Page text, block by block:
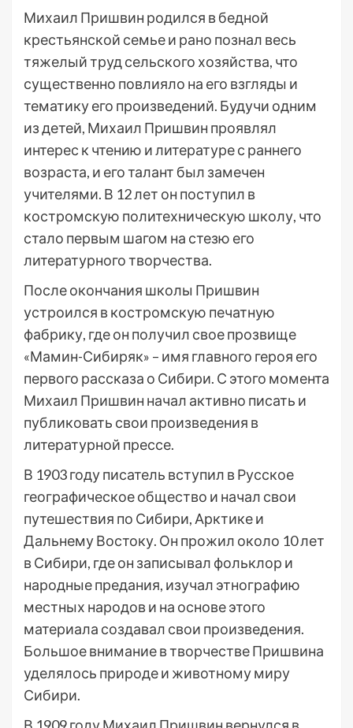
Михаил Пришвин родился в бедной
крестьянской семье и рано познал весь
тяжелый труд сельского хозяйства, что
существенно повлияло на его взгляды и
тематику его произведений. Будучи одним
из детей, Михаил Пришвин проявлял
интерес к чтению и литературе с раннего
возраста, и его талант был замечен
учителями. В 12 лет он поступил в
костромскую политехническую школу, что
стало первым шагом на стезю его
литературного творчества.
После окончания школы Пришвин
устроился в костромскую печатную
фабрику, где он получил свое прозвище
«Мамин-Сибиряк» – имя главного героя его
первого рассказа о Сибири. С этого момента
Михаил Пришвин начал активно писать и
публиковать свои произведения в
литературной прессе.
В 1903 году писатель вступил в Русское
географическое общество и начал свои
путешествия по Сибири, Арктике и
Дальнему Востоку. Он прожил около 10 лет
в Сибири, где он записывал фольклор и
народные предания, изучал этнографию
местных народов и на основе этого
материала создавал свои произведения.
Большое внимание в творчестве Пришвина
уделялось природе и животному миру
Сибири.